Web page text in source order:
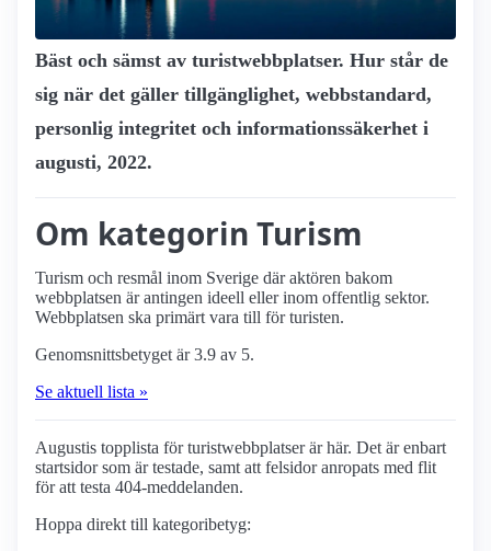
Bäst och sämst av turist­webbplatser. Hur står de
sig när det gäller tillgänglighet, webbstandard,
personlig integritet och informationssäkerhet i
augusti, 2022.
Om kategorin Turism
Turism och resmål inom Sverige där aktören bakom
webbplatsen är antingen ideell eller inom offentlig sektor.
Webbplatsen ska primärt vara till för turisten.
Genomsnittsbetyget är 3.9 av 5.
Se aktuell lista »
Augustis topplista för turist­webbplatser är här. Det är enbart
startsidor som är testade, samt att felsidor anropats med flit
för att testa 404-meddelanden.
Hoppa direkt till kategoribetyg: